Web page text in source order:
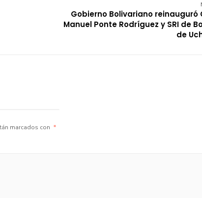
Gobierno Bolivariano reinauguró
Manuel Ponte Rodríguez y SRI de
de
marcados con *